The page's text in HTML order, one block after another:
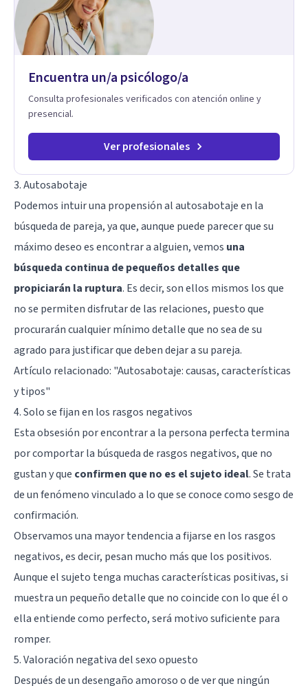
Encuentra un/a psicólogo/a
Consulta profesionales verificados con atención online y
presencial.
Ver profesionales
3. Autosabotaje
Podemos intuir una propensión al autosabotaje en la
búsqueda de pareja, ya que, aunque puede parecer que su
máximo deseo es encontrar a alguien, vemos una
búsqueda continua de pequeños detalles que
propiciarán la ruptura. Es decir, son ellos mismos los que
no se permiten disfrutar de las relaciones, puesto que
procurarán cualquier mínimo detalle que no sea de su
agrado para justificar que deben dejar a su pareja.
Artículo relacionado: "Autosabotaje: causas, características
y tipos"
4. Solo se fijan en los rasgos negativos
Esta obsesión por encontrar a la persona perfecta termina
por comportar la búsqueda de rasgos negativos, que no
gustan y que confirmen que no es el sujeto ideal. Se trata
de un fenómeno vinculado a lo que se conoce como sesgo de
confirmación.
Observamos una mayor tendencia a fijarse en los rasgos
negativos, es decir, pesan mucho más que los positivos.
Aunque el sujeto tenga muchas características positivas, si
muestra un pequeño detalle que no coincide con lo que él o
ella entiende como perfecto, será motivo suficiente para
romper.
5. Valoración negativa del sexo opuesto
Después de un desengaño amoroso o de ver que ningún